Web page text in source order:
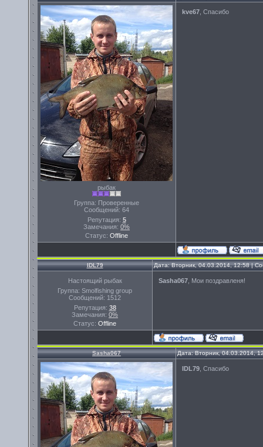
рыбак
Группа: Проверенные
Сообщений: 64
Репутация: 5
Замечания: 0%
Статус: Offline
kve67 , Спасибо
IDL79 Дата: Вторник, 04.03.2014, 12:58 |
Настоящий рыбак
Группа: Smolfishing group
Сообщений: 1512
Репутация: 38
Замечания: 0%
Статус: Offline
Sasha067 , Мои поздравленя!
Sasha067 Дата: Вторник, 04.03.2014,
IDL79 , Спасибо